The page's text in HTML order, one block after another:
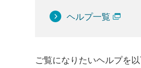
ヘルプ一覧
ご覧になりたいヘルプを